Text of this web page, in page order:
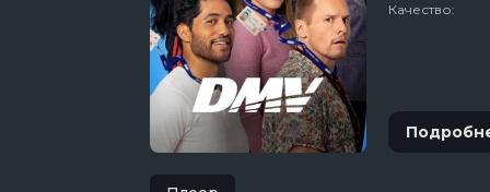
Качество: